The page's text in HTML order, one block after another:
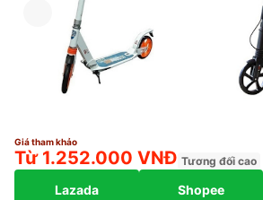
Giá tham khảo
Từ 1.252.000 VNĐ Tương đối cao
Lazada Shopee